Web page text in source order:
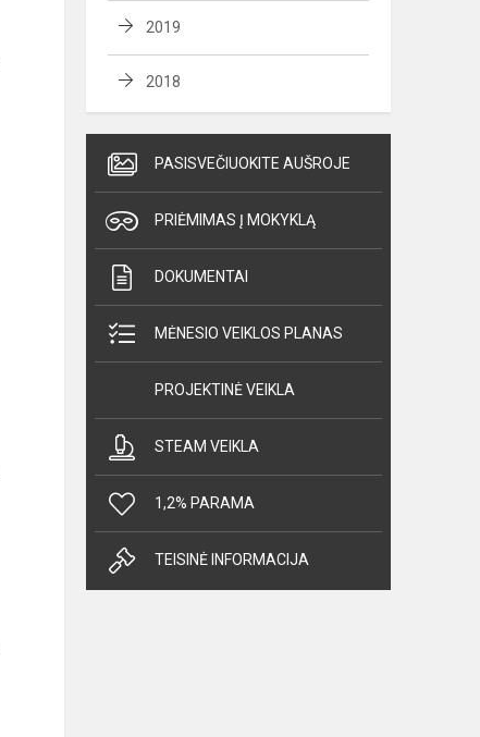
2019
2018
PASISVEČIUOKITE AUŠROJE
PRIĖMIMAS Į MOKYKLĄ
DOKUMENTAI
MĖNESIO VEIKLOS PLANAS
PROJEKTINĖ VEIKLA
STEAM VEIKLA
1,2% PARAMA
TEISINĖ INFORMACIJA